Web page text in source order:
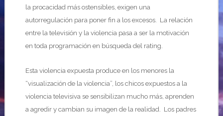
la procacidad más ostensibles, exigen una
autorregulación para poner fin a los excesos. La relación
entre la televisión y la violencia pasa a ser la motivación
en toda programación en búsqueda del rating.
Esta violencia expuesta produce en los menores la
“visualización de la violencia”, los chicos expuestos a la
violencia televisiva se sensibilizan mucho más, aprenden
a agredir y cambian su imagen de la realidad. Los padres